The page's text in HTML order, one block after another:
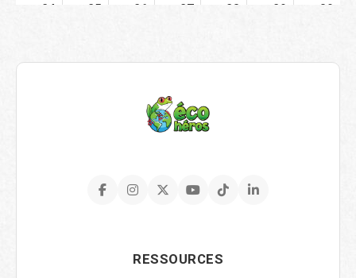
24 25 26 27 28 29 30
31 1 2 3 4 5 6
RESSOURCES